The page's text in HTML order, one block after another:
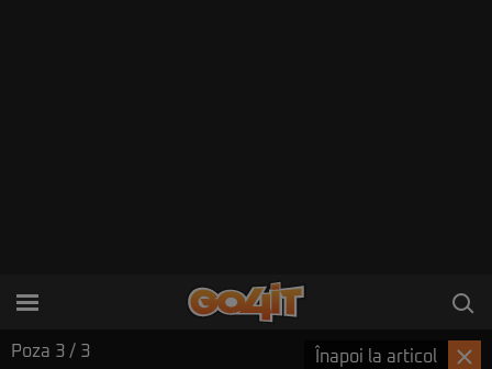
Poza 3 / 3 Înapoi la articol